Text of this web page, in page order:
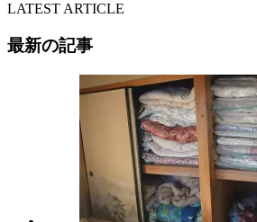
LATEST ARTICLE
最新の記事